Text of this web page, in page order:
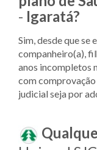
- Igaratá?
Sim, desde que se
companheiro(a),
anos incompletos
com
judicial seja por